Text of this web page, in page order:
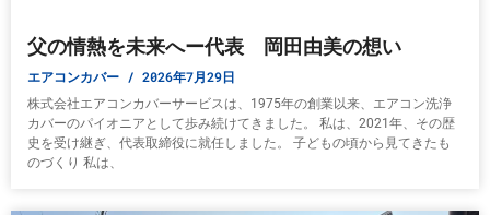
父の情熱を未来へー代表 岡田由美の想い
エアコンカバー 2026年7月29日
株式会社エアコンカバーサービスは、1975年の創業以来、エアコン洗浄
カバーのパイオニアとして歩み続けてきました。 私は、2021年、その歴
史を受け継ぎ、代表取締役に就任しました。 子どもの頃から見てきたも
のづくり 私は、